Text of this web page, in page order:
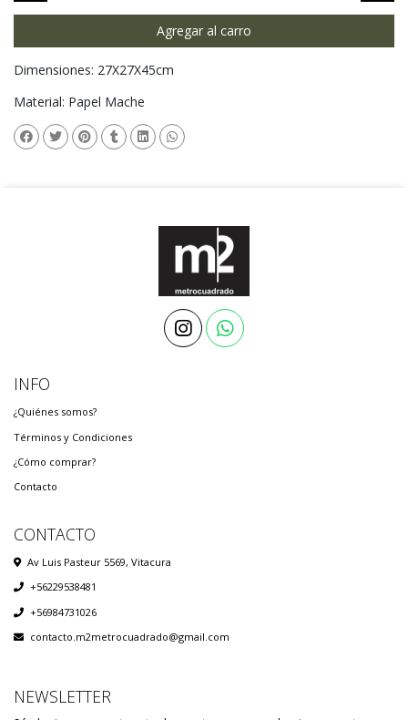
Agregar al carro
Dimensiones: 27X27X45cm
Material: Papel Mache
INFO
¿Quiénes somos?
Términos y Condiciones
¿Cómo comprar?
Contacto
CONTACTO
Av Luis Pasteur 5569, Vitacura
+56229538481
+56984731026
contacto.m2metrocuadrado@gmail.com
NEWSLETTER